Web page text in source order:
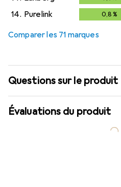
14. Purelink 0,8 %
Comparer les 71 marques
Questions sur le produit
Évaluations du produit